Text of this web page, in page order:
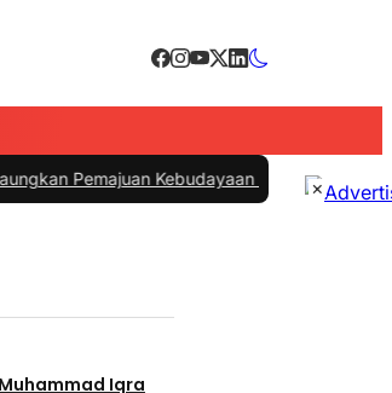
Kebudayaan Sumbawa|#3 - Esti Wijayati
Iqra
×